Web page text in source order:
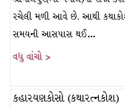
રચેલી મળી આવે છે. આથી
સમયની આસપાસ થઈ…
વધુ વાંચો >
કહારયણકોસો (કથારત્નકોશ)